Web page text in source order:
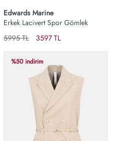
Edwards Marine
Erkek Lacivert Spor Gömlek
5995 TL
3597 TL
%50 indirim